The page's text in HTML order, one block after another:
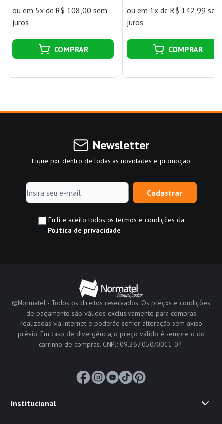
ou em 5x de R$ 108,00 sem
juros
COMPRAR
ouem 1x de R$ 142,99 sem
juros
COMPRAR
Newsletter
Fique por dentro de todas as novidades e promoção
Cadastrar
Eu li e aceito todos os termos e condições da
Política de privacidade
©Normatel - Todos os direitos reservados. Os preços e condições
de pagamento são válidos exclusivamente para compras
realizadas via internet e poderão sofrer alteração sem aviso
prévio. Em caso de divergência, o preço válido é sempre o do
carrinho de compras. CNPJ: 09.267.050/0001-04.
Institucional